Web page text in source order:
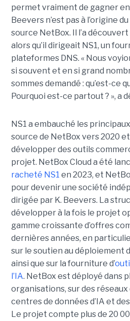
permet vraiment de gagner
Beevers n’est pas à l’origine
source NetBox. Il l’a
alors qu’il dirigeait NS1, un
plateformes DNS. « Nous
si souvent et en si grand
sommes demandé : qu’est-ce
Pourquoi est-ce partout ? », a
NS1 a embauché les
source de NetBox vers 2020
développer des outils
projet. NetBox Cloud a été
racheté NS1 en 2023, et
pour devenir une société
dirigée par K. Beevers. La
développer à la fois le projet
gamme croissante d’offres
dernières années, en
sur le soutien au déploiement
ainsi que sur la fourniture d’
l’IA. NetBox est déployé dans
organisations, sur des réseaux
centres de données d’IA et
Le projet compte plus de 20